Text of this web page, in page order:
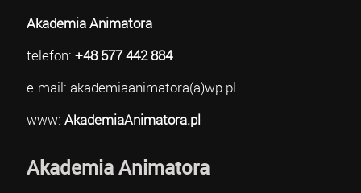
Akademia Animatora
telefon: +48 577 442 884
e-mail: akademiaanimatora(a)wp.pl
www: AkademiaAnimatora.pl
Akademia Animatora